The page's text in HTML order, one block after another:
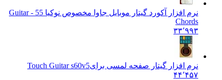
نرم افزار آکورد گیتار موبایل جاوا مخصوص نوکیا 5
5 - Guitar
Chords
۳۳٬۹۹۳
نرم افزار گیتار صفحه لمسی برایTouch Guitar s60v5
۴۴٬۴۵۷